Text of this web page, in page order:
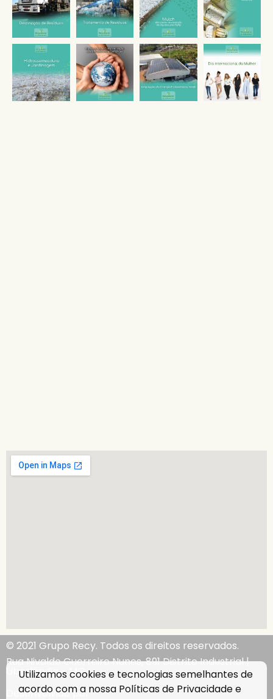
© 2021 Grupo Recy. Todos os direitos reservados.
Rua Nivaldo Guerreiro Nunes, 891 Distrito Industrial |
Uberlândia - MG
Desenvolvido por
Utilizamos cookies e tecnologias semelhantes de
acordo com a nossa Políticas de Privacidadee